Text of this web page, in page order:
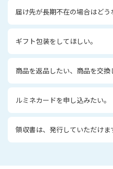
届け先が長期不在の場合はどう
ギフト包装をしてほしい。
商品を返品したい、商品を交換
ルミネカードを申し込みたい。
領収書は、発行していただけま